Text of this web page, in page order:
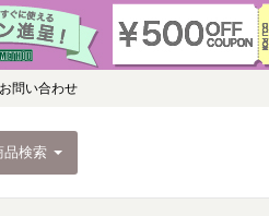
お問い合わせ
品検索